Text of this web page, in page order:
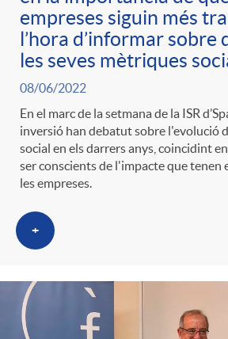
o
r
i
a
s
empreses siguin més
l’hora d’informar sobre
les seves mètriques
08/06/2022
En el marc de la setmana de la ISR
inversió han debatut sobre l'evolució
social en els darrers anys, coincidint
ser conscients de l'impacte que tenen
les empreses.
+